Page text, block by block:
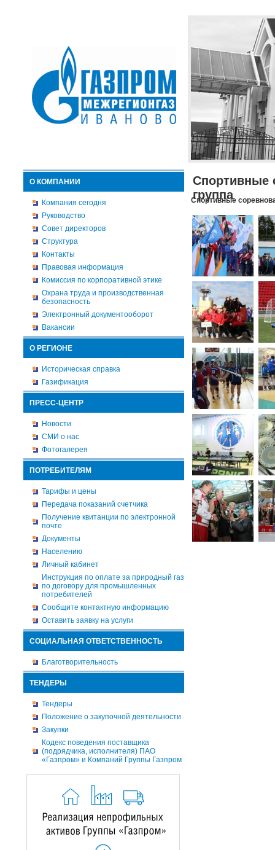
О КОМПАНИИ
Компания сегодня
Руководство
Совет директоров
Структура
Контакты
Правовая информация
Комиссия по корпоративной этике
Охрана труда и производственная
безопасность
Электронный документооборот
Вакансии
О РЕГИОНЕ
Историческая справка
Газификация
ПРЕСС-ЦЕНТР
Новости
СМИ о нас
Фотогалерея
ПОТРЕБИТЕЛЯМ
Тарифы и цены
Передача показаний счетчика
Получение квитанции по электронной
почте
Документы
Населению
Личный кабинет
Инструкция по оплате за природный газ
по договору для промышленных
потребителей
Сообщите контактную информацию
Оставить заявку на услуги
СОЦИАЛЬНАЯ ОТВЕТСТВЕННОСТЬ
Благотворительность
ТЕНДЕРЫ
Тендеры
Положение о закупочной деятельности
Закупки
Кодекс поведения поставщика
(подрядчика, исполнителя) ПАО
«Газпром» и Компаний Группы Газпром
Спортивные
группа
Спортивные